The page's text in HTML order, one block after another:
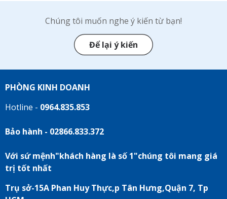
Chúng tôi muốn nghe ý kiến từ bạn!
Để lại ý kiến
PHÒNG KINH DOANH
Hotline - 0964.835.853
Bảo hành - 02866.833.372
Với sứ mệnh"khách hàng là số 1"chúng tôi mang giá
trị tốt nhất
Trụ sở-15A Phan Huy Thực,p Tân Hưng,Quận 7, Tp